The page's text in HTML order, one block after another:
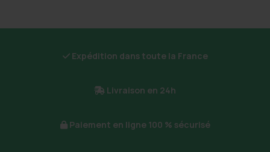
Expédition dans toute la France
Livraison en 24h
Paiement en ligne 100 % sécurisé